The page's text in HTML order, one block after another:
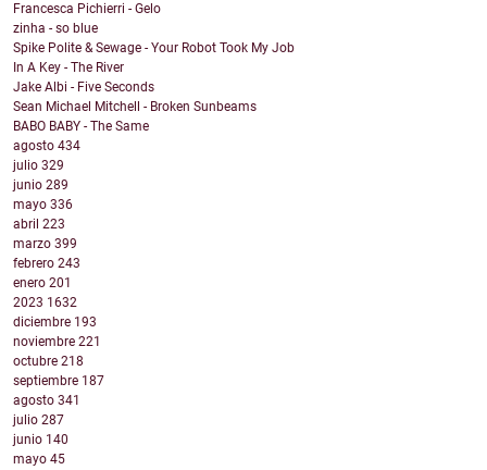
Francesca Pichierri - Gelo
zinha - so blue
Spike Polite & Sewage - Your Robot Took My Job
In A Key - The River
Jake Albi - Five Seconds
Sean Michael Mitchell - Broken Sunbeams
BABO BABY - The Same
agosto 434
julio 329
junio 289
mayo 336
abril 223
marzo 399
febrero 243
enero 201
2023 1632
diciembre 193
noviembre 221
octubre 218
septiembre 187
agosto 341
julio 287
junio 140
mayo 45